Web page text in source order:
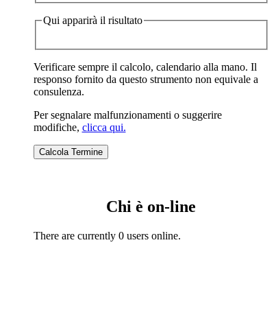
Qui apparirà il risultato
Verificare sempre il calcolo, calendario alla mano. Il
responso fornito da questo strumento non equivale a
consulenza.
Per segnalare malfunzionamenti o suggerire
modifiche, clicca qui.
Chi è on-line
There are currently 0 users online.